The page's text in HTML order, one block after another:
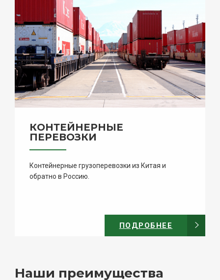
КОНТЕЙНЕРНЫЕ
ПЕРЕВОЗКИ
Контейнерные грузоперевозки из Китая и
обратно в Россию.
ПОДРОБНЕЕ
Наши преимущества